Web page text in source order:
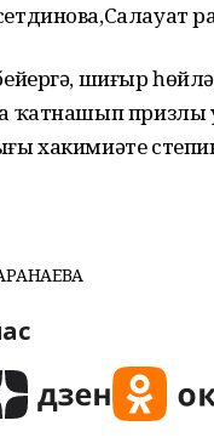
шиғыр
ҡатнашып
хакимиәте